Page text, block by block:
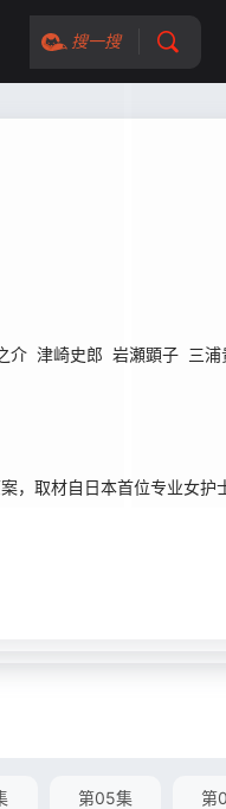
搜一搜
介 津崎史郎 岩瀬顕子 三浦
，取材自日本首位专业女
第05集 第